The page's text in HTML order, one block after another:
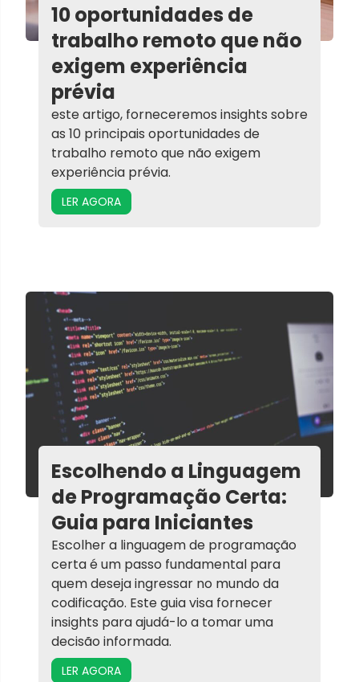
10 oportunidades de
trabalho remoto que não
exigem experiência
prévia
este artigo, forneceremos insights sobre
as 10 principais oportunidades de
trabalho remoto que não exigem
experiência prévia.
LER AGORA
Escolhendo a Linguagem
de Programação Certa:
Guia para Iniciantes
Escolher a linguagem de programação
certa é um passo fundamental para
quem deseja ingressar no mundo da
codificação. Este guia visa fornecer
insights para ajudá-lo a tomar uma
decisão informada.
LER AGORA